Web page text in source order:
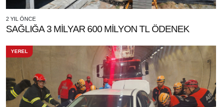
2 YIL ÖNCE
SAĞLIĞA 3 MİLYAR 600 MİLYON TL ÖDENEK
YEREL